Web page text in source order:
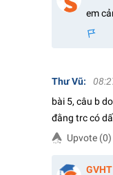
em
Thư Vũ:
bài 5, câu b
đằng trc có
Upvote (0)